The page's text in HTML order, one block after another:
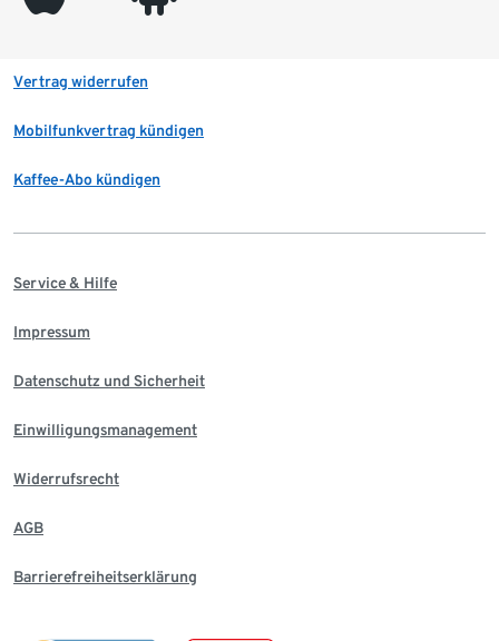
Vertrag widerrufen
Mobilfunkvertrag kündigen
Kaffee-Abo kündigen
Service & Hilfe
Impressum
Datenschutz und Sicherheit
Einwilligungsmanagement
Widerrufsrecht
AGB
Barrierefreiheitserklärung